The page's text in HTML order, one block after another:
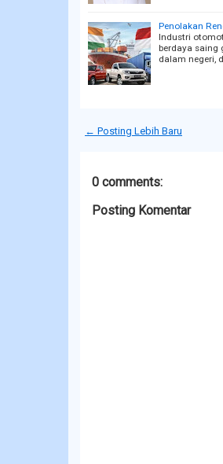
Penolakan
Industri
berdaya saing
dalam negeri,
← Posting Lebih Baru
0 comments:
Posting Komentar